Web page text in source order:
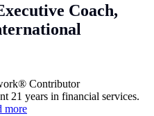
Coach,
Contributor
21 years in financial services.
more